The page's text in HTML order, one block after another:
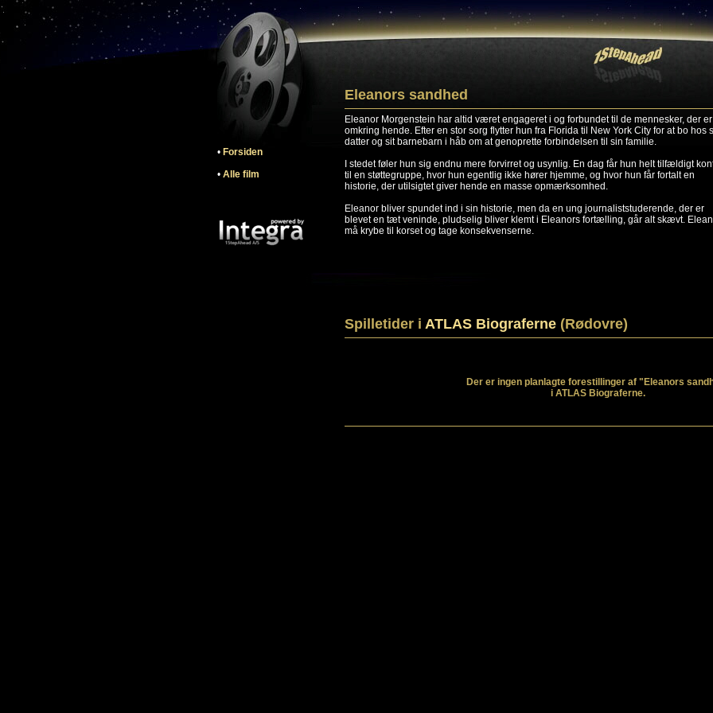
• Forsiden
• Alle film
Eleanors sandhed
Eleanor Morgenstein har altid været engageret i og forbundet til de mennesker, der er
omkring hende. Efter en stor sorg flytter hun fra Florida til New York City for at bo hos
datter og sit barnebarn i håb om at genoprette forbindelsen til sin familie.
I stedet føler hun sig endnu mere forvirret og usynlig. En dag får hun helt tilfældigt
til en støttegruppe, hvor hun egentlig ikke hører hjemme, og hvor hun får fortalt en
historie, der utilsigtet giver hende en masse opmærksomhed.
Eleanor bliver spundet ind i sin historie, men da en ung journaliststuderende, der er
blevet en tæt veninde, pludselig bliver klemt i Eleanors fortælling, går alt skævt.
må krybe til korset og tage konsekvenserne.
Spilletider i ATLAS Biograferne (Rødovre)
Der er ingen planlagte forestillinger af "Eleanors
i ATLAS Biograferne.